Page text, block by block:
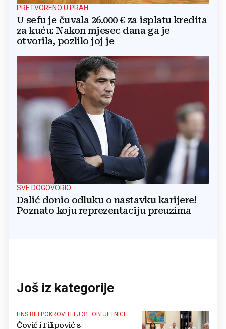
PRETVORENO U PRAH
U sefu je čuvala 26.000 € za isplatu kredita
za kuću: Nakon mjesec dana ga je
otvorila, pozlilo joj je
SVE DOGOVORIO
Dalić donio odluku o nastavku karijere!
Poznato koju reprezentaciju preuzima
Još iz kategorije
HNS BIH POKROVITELJ 31. OBLJETNICE
Čović i Filipović s